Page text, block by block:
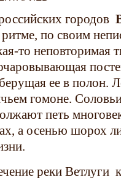
городов
по своим
то неповторимая
ее в полон.
гомоне.
петь
а осенью шорох
реки Ветлуги